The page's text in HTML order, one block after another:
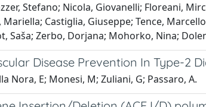
Stefano; Nicola, Giovanelli; Floreani,
Castiglia, Giuseppe; Tence,
Saša; Zerbo, Dorjana; Mohorko, Nina;
Disease Prevention In Type-2
Nora, E; Monesi, M; Zuliani, G; Passaro, A.